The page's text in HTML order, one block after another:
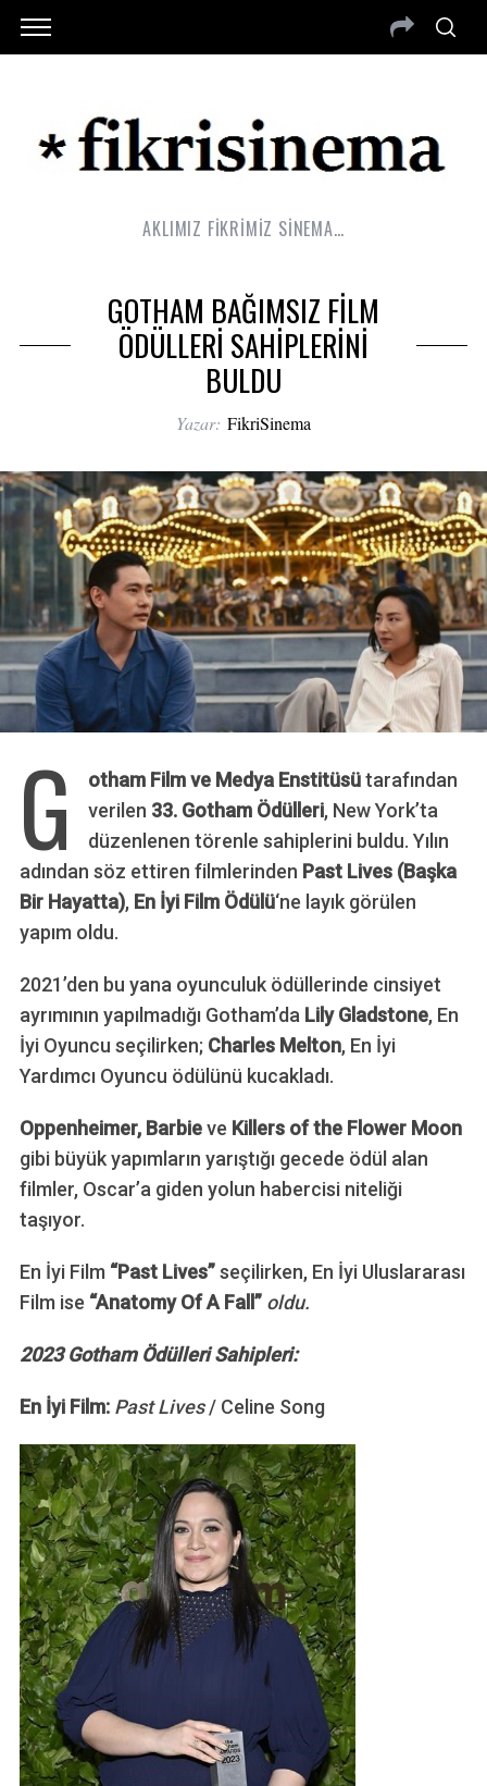
AKLIMIZ FİKRİMİZ SİNEMA…
GOTHAM BAĞIMSIZ FİLM
ÖDÜLLERİ SAHİPLERİNİ
BULDU
Yazar: FikriSinema
G otham Film ve Medya Enstitüsütarafından
verilen 33. Gotham Ödülleri, New York’ta
düzenlenen törenle sahiplerini buldu. Yılın
adından söz ettiren filmlerinden Past Lives (Başka
Bir Hayatta), En İyi Film Ödülü‘ne layık görülen
yapım oldu.
2021’den bu yana oyunculuk ödüllerinde cinsiyet
ayrımının yapılmadığı Gotham’da Lily Gladstone, En
İyi Oyuncu seçilirken; Charles Melton, En İyi
Yardımcı Oyuncu ödülünü kucakladı.
Oppenheimer, Barbieve Killers of the Flower Moon
gibi büyük yapımların yarıştığı gecede ödül alan
filmler, Oscar’a giden yolun habercisi niteliği
taşıyor.
En İyi Film “Past Lives”seçilirken, En İyi Uluslararası
Film ise “Anatomy Of A Fall”oldu.
2023 Gotham Ödülleri Sahipleri:
En İyi Film:Past Lives/ Celine Song